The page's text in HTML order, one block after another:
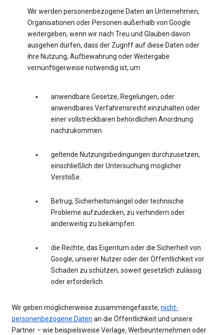
Wir werden personenbezogene Daten an Unternehmen,
Organisationen oder Personen außerhalb von Google
weitergeben, wenn wir nach Treu und Glauben davon
ausgehen dürfen, dass der Zugriff auf diese Daten oder
ihre Nutzung, Aufbewahrung oder Weitergabe
vernünftigerweise notwendig ist, um
anwendbare Gesetze, Regelungen, oder
anwendbares Verfahrensrecht einzuhalten oder
einer vollstreckbaren behördlichen Anordnung
nachzukommen.
geltende Nutzungsbedingungen durchzusetzen,
einschließlich der Untersuchung möglicher
Verstöße.
Betrug, Sicherheitsmängel oder technische
Probleme aufzudecken, zu verhindern oder
anderweitig zu bekämpfen.
die Rechte, das Eigentum oder die Sicherheit von
Google, unserer Nutzer oder der Öffentlichkeit vor
Schaden zu schützen, soweit gesetzlich zulässig
oder erforderlich.
Wir geben möglicherweise zusammengefasste, nicht-
personenbezogene Daten an die Öffentlichkeit und unsere
Partner – wie beispielsweise Verlage, Werbeunternehmen oder